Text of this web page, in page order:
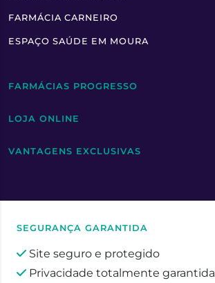
FARMÁCIA CARNEIRO
ESPAÇO SAÚDE EM MOURA
FARMÁCIAS PROGRESSO
LOJA ONLINE
VANTAGENS EXCLUSIVAS
SEGURANÇA GARANTIDA
Site seguro e protegido
Privacidade totalmente garantida